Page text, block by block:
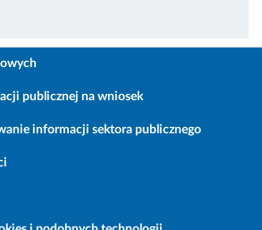
publicznej na wniosek
informacji sektora publicznego